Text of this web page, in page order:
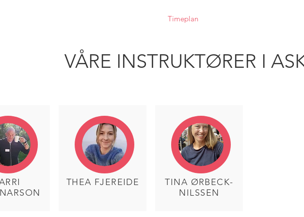
Timeplan
VÅRE INSTRUKTØRER I
THEA FJEREIDE
TINA ØRBECK-
NILSSEN